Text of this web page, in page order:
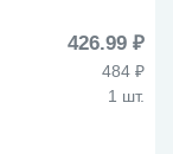
426.99 ₽
484 ₽
1 шт.